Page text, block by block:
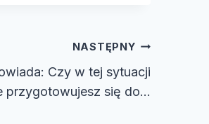
NASTĘPNY
Czy w tej sytuacji
przygotowujesz się do…